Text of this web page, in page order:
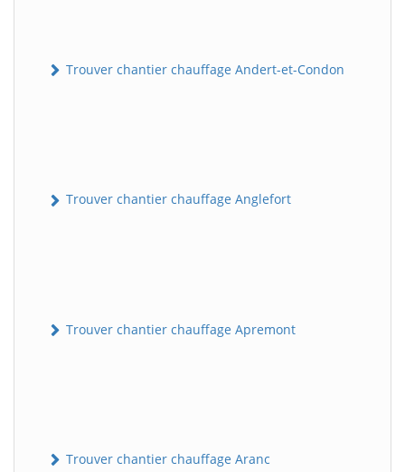
Trouver chantier chauffage Andert-et-Condon
Trouver chantier chauffage Anglefort
Trouver chantier chauffage Apremont
Trouver chantier chauffage Aranc